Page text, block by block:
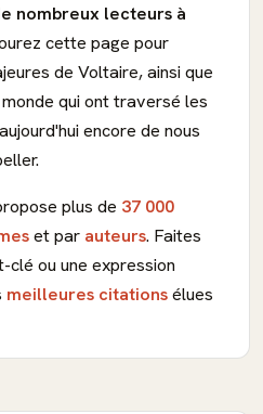
nombreux lecteurs à
cette page pour
de Voltaire, ainsi que
qui ont traversé les
encore de nous
plus de 37 000
et par auteurs. Faites
clé ou une expression
meilleures citationsélues